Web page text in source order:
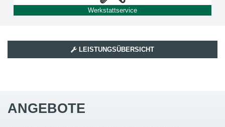
Werkstattservice
LEISTUNGSÜBERSICHT
ANGEBOTE